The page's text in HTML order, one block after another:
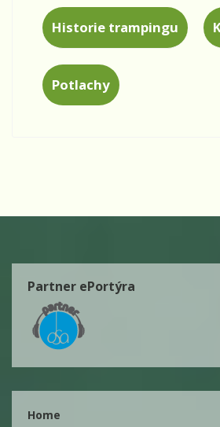
Historie trampingu
Potlachy
Partner ePortýra
Home